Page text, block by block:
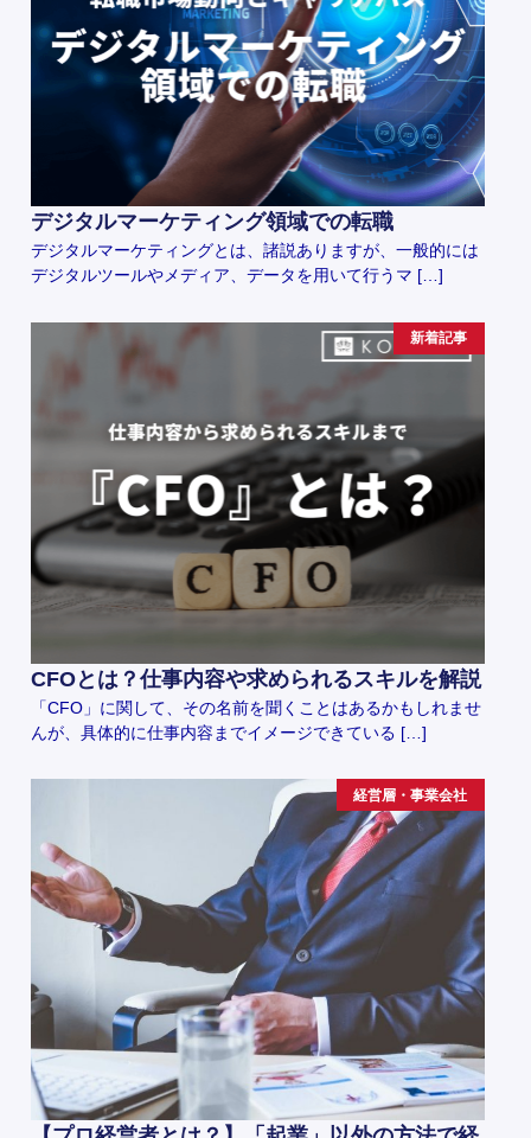
デジタルマーケティング領域での転職
デジタルマーケティングとは、諸説ありますが、一般的には
デジタルツールやメディア、データを用いて行うマ […]
新着記事
CFOとは？仕事内容や求められるスキルを解説
「CFO」に関して、その名前を聞くことはあるかもしれませ
んが、具体的に仕事内容までイメージできている […]
経営層・事業会社